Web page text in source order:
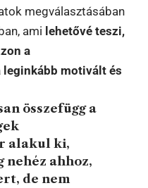
megválasztásában
ami lehetővé teszi,
a
leginkább motivált és
összefügg a
alakul ki,
nehéz ahhoz,
de nem